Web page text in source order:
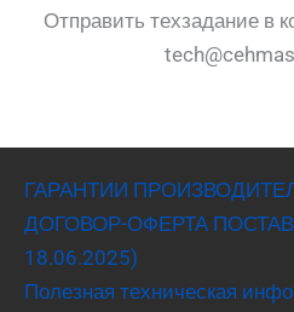
Отправить техзадание в
ГАРАНТИИ
ДОГОВОР-ОФЕРТА
18.06.2025)
Полезная техническая